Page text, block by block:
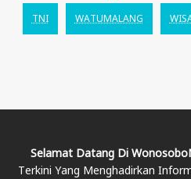
TNI WATUMALANG
Selamat Datang Di
Terkini Yang Menghadirkan